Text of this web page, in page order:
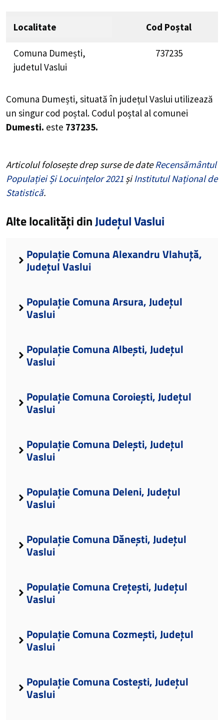
Localitate Cod Poștal
Comuna Dumești,
judetul Vaslui
737235
Comuna Dumești, situată în județul Vaslui utilizează
un singur cod poștal. Codul poștal al comunei
Dumesti. este 737235.
Articolul folosește drep surse de dateRecensământul
Populației Și Locuințelor 2021 șiInstitutul Național de
Statistică.
Alte localități dinJudețul Vaslui
Populație Comuna Alexandru Vlahuță,
Județul Vaslui
Populație Comuna Arsura, Județul
Vaslui
Populație Comuna Albești, Județul
Vaslui
Populație Comuna Coroiești, Județul
Vaslui
Populație Comuna Delești, Județul
Vaslui
Populație Comuna Deleni, Județul
Vaslui
Populație Comuna Dănești, Județul
Vaslui
Populație Comuna Crețești, Județul
Vaslui
Populație Comuna Cozmești, Județul
Vaslui
Populație Comuna Costești, Județul
Vaslui